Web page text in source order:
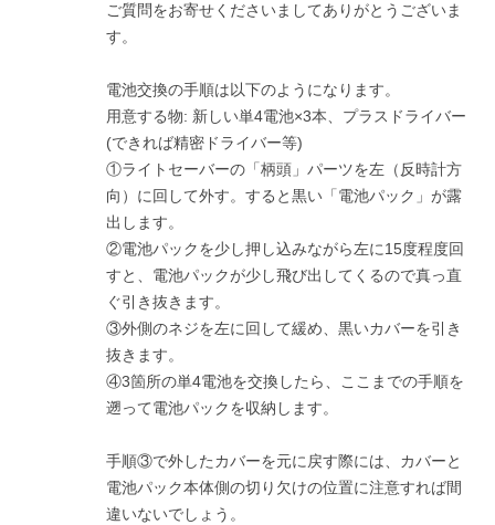
ご質問をお寄せくださいましてありがとうございま
す。
電池交換の手順は以下のようになります。
用意する物: 新しい単4電池×3本、プラスドライバー
(できれば精密ドライバー等)
①ライトセーバーの「柄頭」パーツを左（反時計方
向）に回して外す。すると黒い「電池パック」が露
出します。
②電池パックを少し押し込みながら左に15度程度回
すと、電池パックが少し飛び出してくるので真っ直
ぐ引き抜きます。
③外側のネジを左に回して緩め、黒いカバーを引き
抜きます。
④3箇所の単4電池を交換したら、ここまでの手順を
遡って電池パックを収納します。
手順③で外したカバーを元に戻す際には、カバーと
電池パック本体側の切り欠けの位置に注意すれば間
違いないでしょう。